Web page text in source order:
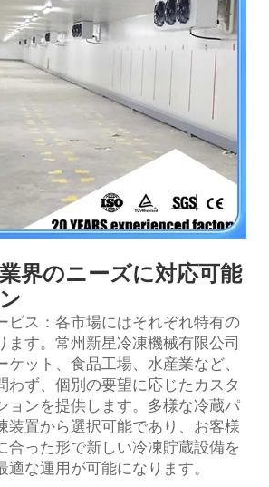
界のニーズに対応可能
ビス：各市場にはそれぞれ特有の
ます。常州新星冷凍機械有限公司
ケット、食品工場、水産業など、
わず、個別の要望に応じたカスタ
ョンを提供します。多様な冷蔵パ
装置から選択可能であり、お客様
合った形で新しい冷凍貯蔵設備を
適な運用が可能になります。